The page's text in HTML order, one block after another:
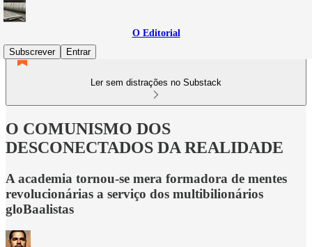
O Editorial
Subscrever
Entrar
Ler sem distrações no Substack
O COMUNISMO DOS
DESCONECTADOS DA REALIDADE
A academia tornou-se mera formadora de mentes
revolucionárias a serviço dos multibilionários
gloBaalistas